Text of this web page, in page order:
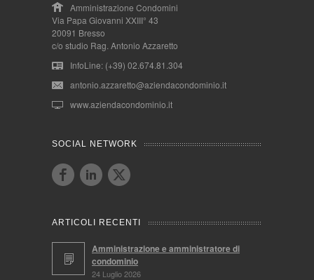
Amministrazione Condomini
Via Papa Giovanni XXIII° 43
20091 Bresso
c/o studio Rag. Antonio Azzaretto
InfoLine: (+39) 02.674.81.304
antonio.azzaretto@aziendacondominio.it
www.aziendacondominio.it
SOCIAL NETWORK
ARTICOLI RECENTI
Amministrazione e amministratore di
condominio
24 Luglio 2026